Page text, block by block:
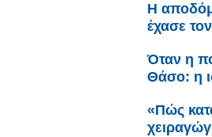
Η
έχασε
Όταν η
Θάσο: η
«Πώς